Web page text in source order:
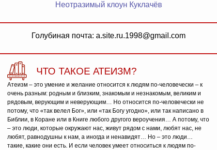
Неотразимый клоун Куклачёв
Голубиная почта: a.site.ru.1998@gmail.com
ЧТО ТАКОЕ АТЕИЗМ?
Атеизм – это умение и желание относится к людям по-человечески – к
очень разным: родным и близким, знакомым и незнакомым, великим и
рядовым, верующим и неверующим… Но относится по-человечески не
потому, что «так велел Бог», или «так Богу угодно», или так написано в
Библии, в Коране или в Книге любого другого вероучения… А потому, что
– это люди, которые окружают нас, живут рядом с нами, любят нас, не
любят, равнодушны к нам, а иногда и ненавидят… Но – это люди…
такие, какие они есть. И если человек умеет относиться к людям по-